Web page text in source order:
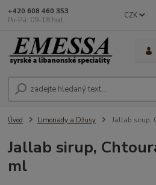
CZK
+420 608 460 353
Po-Pá: 09-18 hod.
Úvod Limonady a Džusy Jallab sirup,
Jallab sirup,
ml